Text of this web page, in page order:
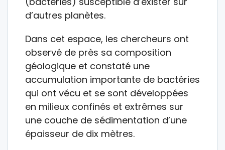
d’autres planètes.
Dans cet espace, les chercheurs ont
observé de près sa composition
géologique et constaté une
accumulation importante de bactéries
qui ont vécu et se sont développées
en milieux confinés et extrêmes sur
une couche de sédimentation d’une
épaisseur de dix mètres.